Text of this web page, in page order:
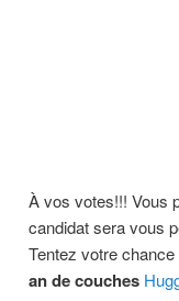
À vos votes!!! Vous
candidat sera vous
Tentez votre
an de couches